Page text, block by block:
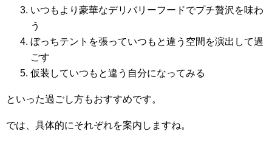
いつもより豪華なデリバリーフードでプチ贅沢を味わ
う
ぼっちテントを張っていつもと違う空間を演出して過
ごす
仮装していつもと違う自分になってみる
といった過ごし方もおすすめです。
では、具体的にそれぞれを案内しますね。